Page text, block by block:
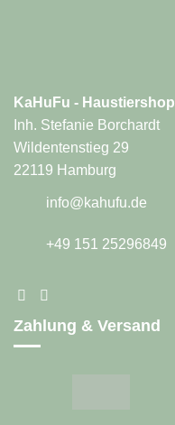
KaHuFu - Haustiershop
Inh. Stefanie Borchardt
Wildentenstieg 29
22119 Hamburg
info@kahufu.de
+49 151 25296849
Zahlung & Versand